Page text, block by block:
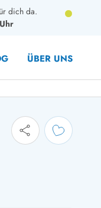
dich da.
ÜBER UNS